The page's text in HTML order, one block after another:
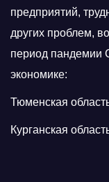
предприятий,
других проблем,
период пандемии
экономике:
Тюменская
Курганская